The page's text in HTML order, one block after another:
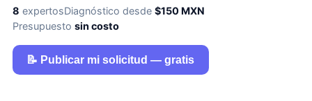
8 expertosDiagnóstico desde $150 MXN
Presupuesto sin costo
📝 Publicar mi solicitud — gratis